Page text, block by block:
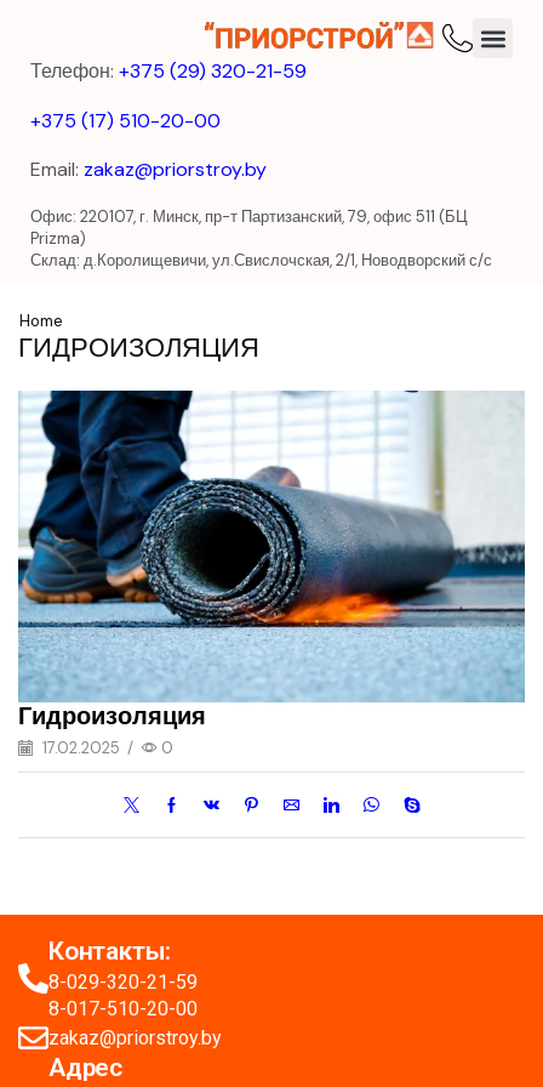
Телефон: +375 (29) 320-21-59
+375 (17) 510-20-00
Email: zakaz@priorstroy.by
Офис: 220107, г. Минск, пр-т Партизанский, 79, офис 511 (БЦ
Prizma)
Склад: д.Королищевичи, ул.Свислочская, 2/1, Новодворский с/с
Home
ГИДРОИЗОЛЯЦИЯ
Гидроизоляция
17.02.2025 / 0
Контакты:
8-029-320-21-59
8-017-510-20-00
zakaz@priorstroy.by
Адрес